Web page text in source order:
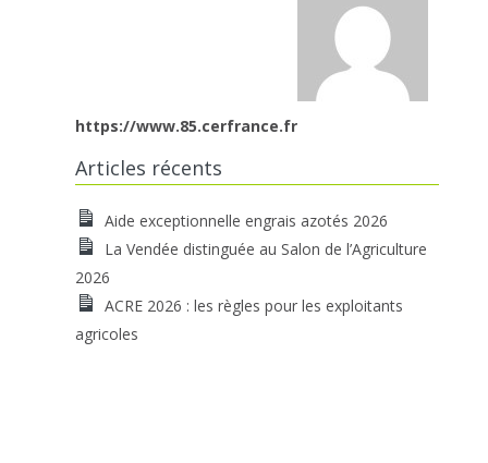
https://www.85.cerfrance.fr
Articles récents
Aide exceptionnelle engrais azotés 2026
La Vendée distinguée au Salon de l’Agriculture
2026
ACRE 2026 : les règles pour les exploitants
agricoles